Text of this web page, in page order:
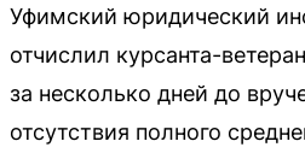
Уфимский юридический
отчислил курсанта-
за несколько дней до
отсутствия полного